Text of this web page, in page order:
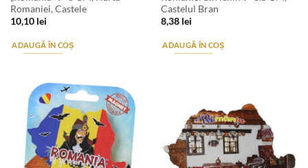
Romaniei, Castele
10,10 lei
ADAUGĂ ÎN COȘ
Castelul Bran
8,38 lei
ADAUGĂ ÎN COȘ